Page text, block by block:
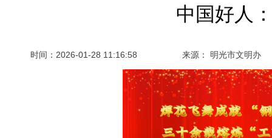
中国好人
时间： 2026-01-28 11:16:58 来源： 明光市文明办